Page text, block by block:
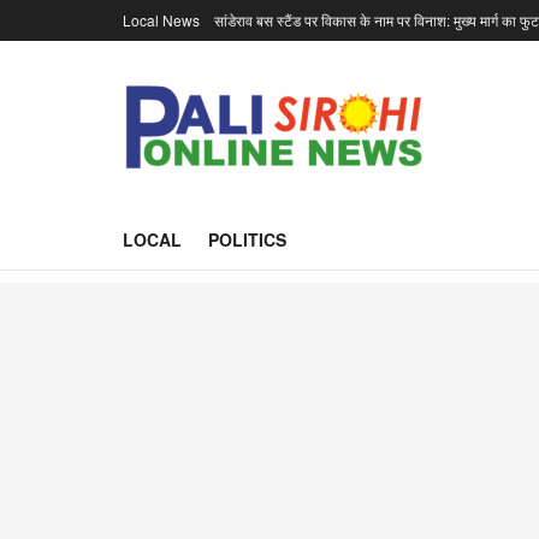
Local News सांडेराव बस स्टैंड पर विकास के नाम पर विनाश: मुख्य मार्ग का
LOCAL POLITICS